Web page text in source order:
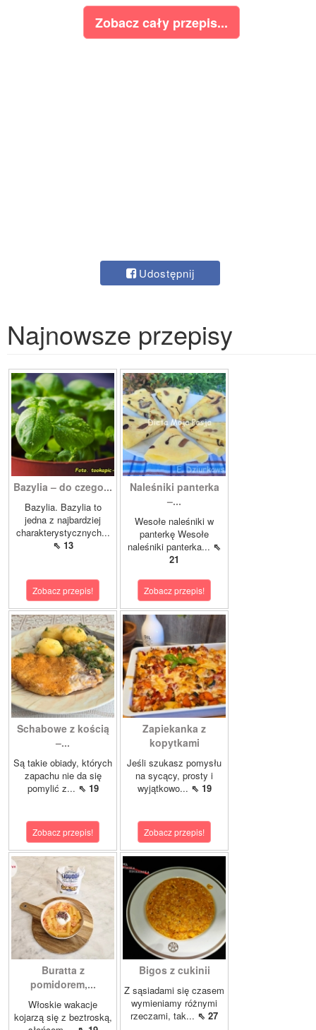
Zobacz cały przepis...
Udostępnij
Najnowsze przepisy
Bazylia – do czego...
Bazylia. Bazylia to
jedna z najbardziej
charakterystycznych...
⇖ 13
Zobacz przepis!
Naleśniki panterka
–...
Wesołe naleśniki w
panterkę Wesołe
naleśniki panterka... ⇖
21
Zobacz przepis!
Schabowe z kością
–...
Są takie obiady, których
zapachu nie da się
pomylić z... ⇖ 19
Zobacz przepis!
Zapiekanka z
kopytkami
Jeśli szukasz pomysłu
na sycący, prosty i
wyjątkowo... ⇖ 19
Zobacz przepis!
Buratta z
pomidorem,...
Włoskie wakacje
kojarzą się z beztroską,
Bigos z cukinii
Z sąsiadami się czasem
wymieniamy różnymi
rzeczami, tak... ⇖ 27